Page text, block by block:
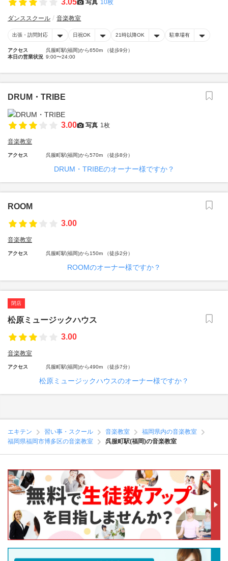
3.05 写真 10枚
ダンススクール 音楽教室
出張・訪問対応 日祝OK 21時以降OK 駐車場有
アクセス
呉服町駅(福岡)から650m （徒歩9分）
本日の営業状況 9:00〜24:00
DRUM・TRIBE
3.00 写真 1枚
音楽教室
アクセス 呉服町駅(福岡)から570m （徒歩8分）
DRUM・TRIBEのオーナー様ですか？
ROOM
3.00
音楽教室
アクセス 呉服町駅(福岡)から150m （徒歩2分）
ROOMのオーナー様ですか？
閉店
松原ミュージックハウス
3.00
音楽教室
アクセス 呉服町駅(福岡)から490m （徒歩7分）
松原ミュージックハウスのオーナー様ですか？
エキテン 習い事・スクール 音楽教室
福岡県内の音楽教室
福岡県福岡市博多区の音楽教室
呉服町駅(福岡)の音楽教室